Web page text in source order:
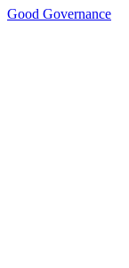
Good Governance